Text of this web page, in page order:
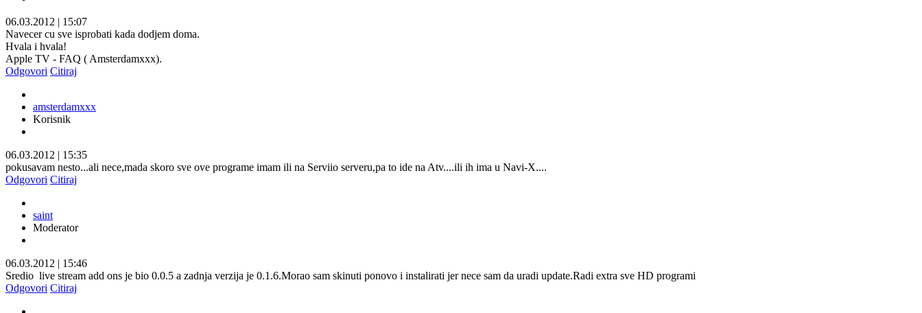
06.03.2012 | 15:07
Navecer cu sve isprobati kada dodjem doma.
Hvala i hvala!
Apple TV - FAQ ( Amsterdamxxx).
Odgovori Citiraj
amsterdamxxx
Korisnik
06.03.2012 | 15:35
pokusavam nesto...ali nece,mada skoro sve ove programe imam ili na Serviio serveru,pa to ide na Atv....ili ih ima u Navi-X....
Odgovori Citiraj
saint
Moderator
06.03.2012 | 15:46
Sredio live stream add ons je bio 0.0.5 a zadnja verzija je 0.1.6.Morao sam skinuti ponovo i instalirati jer nece sam da uradi update.Radi extra sve HD programi
Odgovori Citiraj